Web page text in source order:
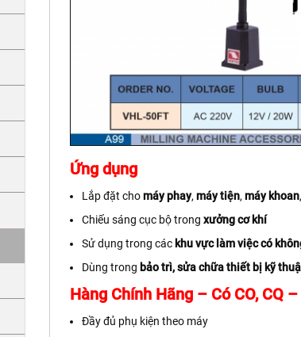
Ứng dụng
Lắp đặt chomáy phay, máy tiện, máy khoan,
Chiếu sáng cục bộ trong xưởng cơ khí
Sử dụng trong các khu vực làm việc có
Dùng trong bảo trì, sửa chữa thiết bị kỹ
Hàng Chính Hãng – Có CO, CQ
Đầy đủ phụ kiện theo máy